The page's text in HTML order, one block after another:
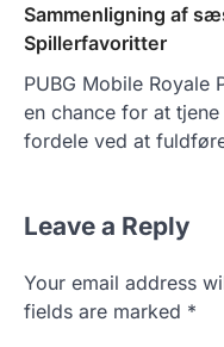
Sammenligning af
Spillerfavoritter
PUBG Mobile Royale
en chance for at
fordele ved at
Leave a Reply
Your email address
fields are marked *